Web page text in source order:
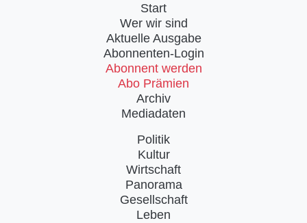
Start
Wer wir sind
Aktuelle Ausgabe
Abonnenten-Login
Abonnent werden
Abo Prämien
Archiv
Mediadaten
Politik
Kultur
Wirtschaft
Panorama
Gesellschaft
Leben